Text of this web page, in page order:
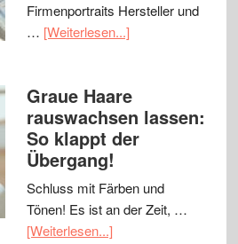
Firmenportraits Hersteller und
… [Weiterlesen...]
Graue Haare
rauswachsen lassen:
So klappt der
Übergang!
Schluss mit Färben und
Tönen! Es ist an der Zeit, …
[Weiterlesen...]